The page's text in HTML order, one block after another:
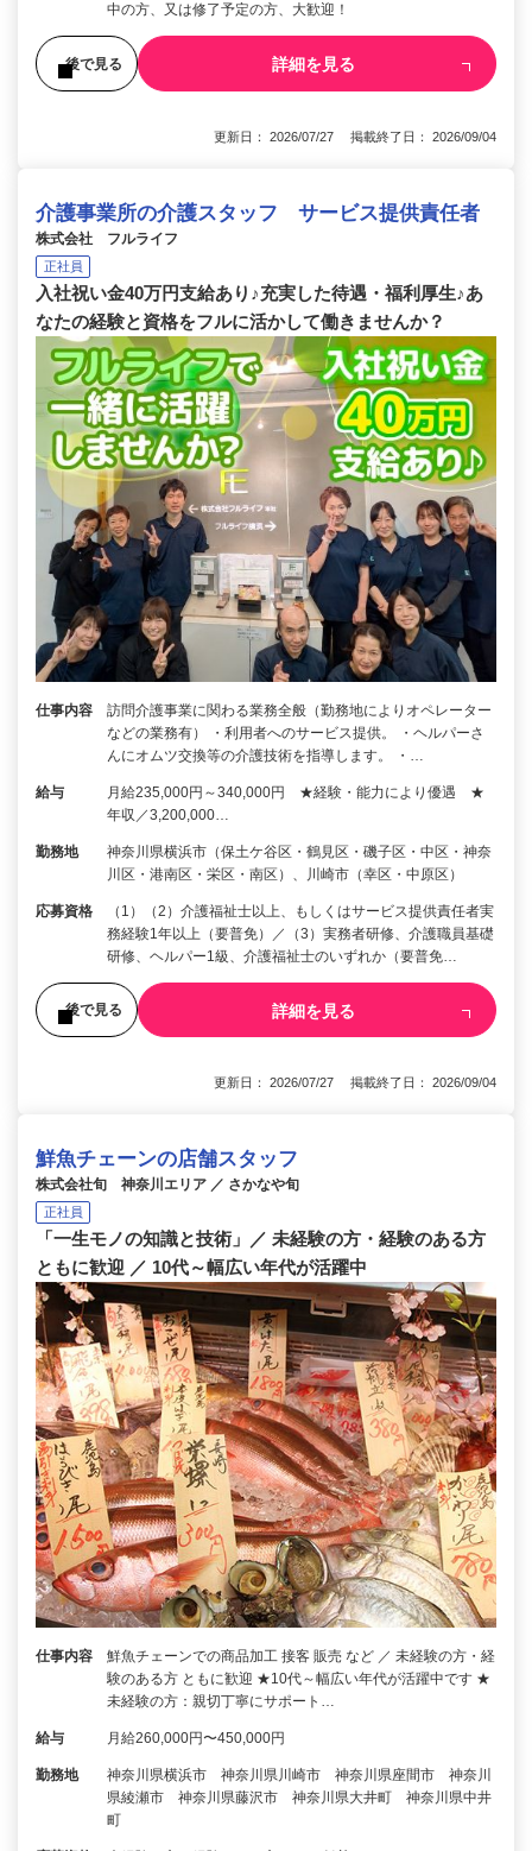
中の方、又は修了予定の方、大歓迎！
後で見る 詳細を見る
更新日： 2026/07/27 掲載終了日： 2026/09/04
介護事業所の介護スタッフ サービス提供責任者
株式会社 フルライフ
正社員
入社祝い金40万円支給あり♪充実した待遇・福利厚生♪あ
なたの経験と資格をフルに活かして働きませんか？
仕事内容
訪問介護事業に関わる業務全般（勤務地によりオペレーター
などの業務有） ・利用者へのサービス提供。 ・ヘルパーさ
んにオムツ交換等の介護技術を指導します。 ・…
給与
月給235,000円～340,000円 ★経験・能力により優遇 ★
年収／3,200,000…
勤務地
神奈川県横浜市（保土ケ谷区・鶴見区・磯子区・中区・神奈
川区・港南区・栄区・南区）、川崎市（幸区・中原区）
応募資格
（1）（2）介護福祉士以上、もしくはサービス提供責任者実
務経験1年以上（要普免）／（3）実務者研修、介護職員基礎
研修、ヘルパー1級、介護福祉士のいずれか（要普免…
後で見る 詳細を見る
更新日： 2026/07/27 掲載終了日： 2026/09/04
鮮魚チェーンの店舗スタッフ
株式会社旬 神奈川エリア ／ さかなや旬
正社員
「一生モノの知識と技術」／ 未経験の方・経験のある方
ともに歓迎 ／ 10代～幅広い年代が活躍中
仕事内容
鮮魚チェーンでの商品加工 接客 販売 など ／ 未経験の方・経
験のある方 ともに歓迎 ★10代～幅広い年代が活躍中です ★
未経験の方：親切丁寧にサポート…
給与 月給260,000円〜450,000円
勤務地
神奈川県横浜市 神奈川県川崎市 神奈川県座間市 神奈川
県綾瀬市 神奈川県藤沢市 神奈川県大井町 神奈川県中井
町